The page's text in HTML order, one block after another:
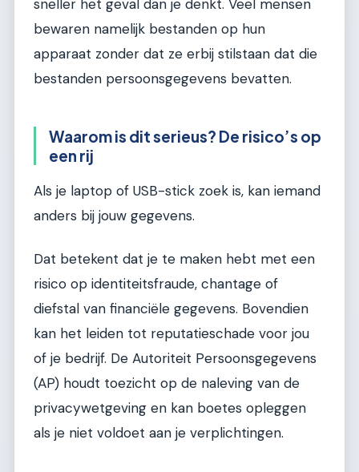
sneller het geval dan je denkt. Veel mensen
bewaren namelijk bestanden op hun
apparaat zonder dat ze erbij stilstaan dat die
bestanden persoonsgegevens bevatten.
Waarom is dit serieus? De risico’s op
een rij
Als je laptop of USB-stick zoek is, kan iemand
anders bij jouw gegevens.
Dat betekent dat je te maken hebt met een
risico op identiteitsfraude, chantage of
diefstal van financiële gegevens. Bovendien
kan het leiden tot reputatieschade voor jou
of je bedrijf. De Autoriteit Persoonsgegevens
(AP) houdt toezicht op de naleving van de
privacywetgeving en kan boetes opleggen
als je niet voldoet aan je verplichtingen.